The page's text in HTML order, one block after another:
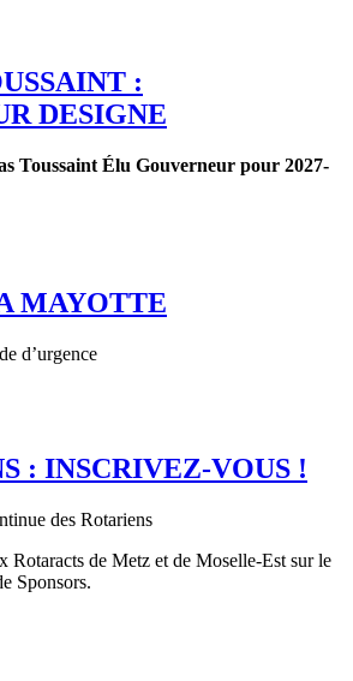
:
DESIGNE
Toussaint Élu Gouverneur pour 2027-
MAYOTTE
d’urgence
: INSCRIVEZ-VOUS !
des Rotariens
Rotaracts de Metz et de Moselle-Est sur le
Sponsors.